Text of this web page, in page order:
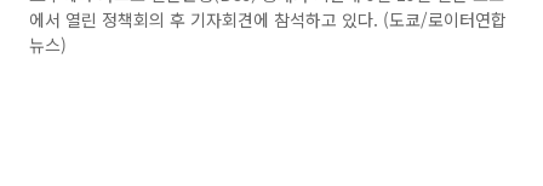
에서 열린 정책회의 후 기자회견에 참석하고 있다. (도쿄/로이터연합
뉴스)